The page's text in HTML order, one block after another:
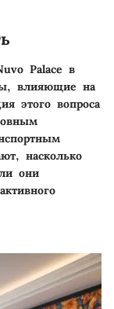
Palace в
влияющие на
этого вопроса
насколько
они